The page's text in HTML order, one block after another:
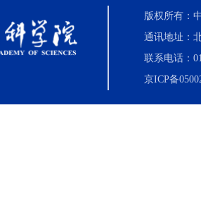
版权所有：
通讯地址：
联系电话：
京ICP备